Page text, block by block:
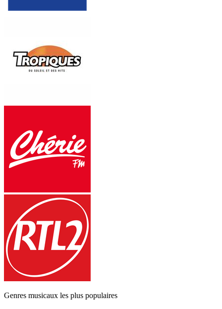
Genres musicaux les plus populaires